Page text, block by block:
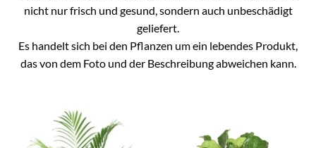
nicht nur frisch und gesund, sondern auch unbeschädigt
geliefert.
Es handelt sich bei den Pflanzen um ein lebendes Produkt,
das von dem Foto und der Beschreibung abweichen kann.